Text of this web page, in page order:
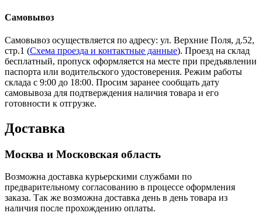
Самовывоз
Самовывоз осуществляется по адресу: ул. Верхние Поля, д.52,
стр.1 (Схема проезда и контактные данные). Проезд на склад
бесплатный, пропуск оформляется на месте при предъявлении
паспорта или водительского удостоверения. Режим работы
склада с 9:00 до 18:00. Просим заранее сообщать дату
самовывоза для подтверждения наличия товара и его
готовности к отгрузке.
Доставка
Москва и Московская область
Возможна доставка курьерскими службами по
предварительному согласованию в процессе оформления
заказа. Так же возможна доставка день в день товара из
наличия после прохождению оплаты.